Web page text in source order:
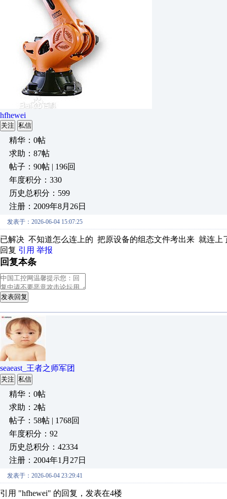
hfhewei
关注 私信
精华：0帖
求助：87帖
帖子：90帖 | 196回
年度积分：330
历史总积分：599
注册：2009年8月26日
发表于：2026-06-04 15:07:25
已解决 不知道怎么连上的 把原设备的组态文件考出来 就连
回复 引用 举报
回复本条
发表回复
seaeast_王者之师军团
关注 私信
精华：0帖
求助：2帖
帖子：58帖 | 1768回
年度积分：92
历史总积分：42334
注册：2004年1月27日
发表于：2026-06-04 23:29:41
引用 "hfhewei" 的回复，发表在4楼